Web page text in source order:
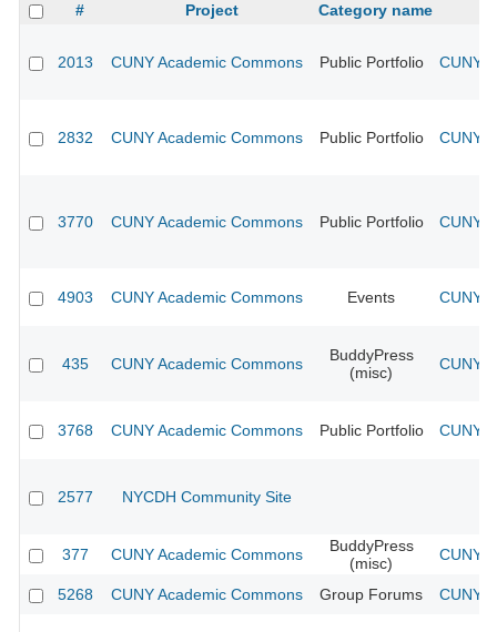
# Project Category name
2013 CUNY Academic Commons Public Portfolio CUNY
2832 CUNY Academic Commons Public Portfolio CUNY
3770 CUNY Academic Commons Public Portfolio CUNY
4903 CUNY Academic Commons Events CUNY
435 CUNY Academic Commons
BuddyPress
(misc)
CUNY
3768 CUNY Academic Commons Public Portfolio CUNY
2577 NYCDH Community Site
377 CUNY Academic Commons
BuddyPress
(misc)
CUNY
5268 CUNY Academic Commons Group Forums CUNY